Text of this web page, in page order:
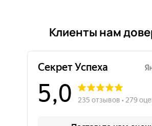
Клиенты нам